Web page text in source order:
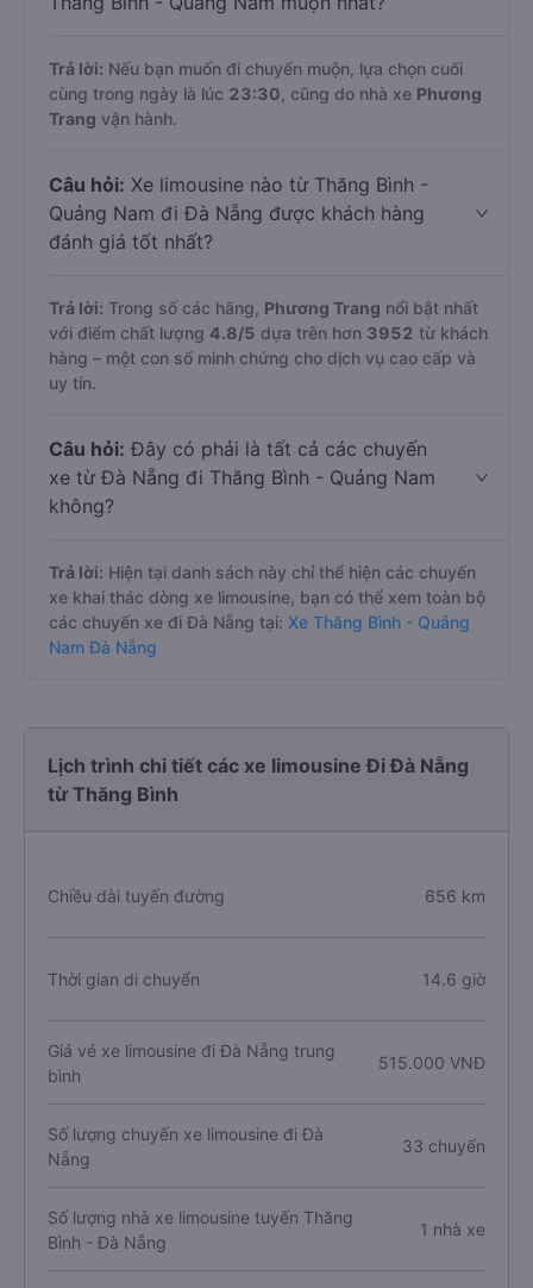
Trả lời: Nếu bạn muốn đi chuyến muộn, lựa chọn cuối
cùng trong ngày là lúc 23:30 , cũng do nhà xe Phương
Trang vận hành.
Câu hỏi: Xe limousine nào từ Thăng Bình -
Quảng Nam đi Đà Nẵng được khách hàng
đánh giá tốt nhất?
Trả lời: Trong số các hãng, Phương Trang nổi bật nhất
với điểm chất lượng 4.8/5 dựa trên hơn 3952 từ khách
hàng – một con số minh chứng cho dịch vụ cao cấp và
uy tín.
Câu hỏi: Đây có phải là tất cả các chuyến
xe từ Đà Nẵng đi Thăng Bình - Quảng Nam
không?
Trả lời: Hiện tại danh sách này chỉ thể hiện các chuyến
xe khai thác dòng xe limousine, bạn có thể xem toàn bộ
các chuyến xe đi Đà Nẵng tại: Xe Thăng Bình - Quảng
Nam Đà Nẵng
Lịch trình chi tiết các xe limousine Đi Đà Nẵng
từ Thăng Bình
Chiều dài tuyến đường 656 km
Thời gian di chuyển 14.6 giờ
Giá vé xe limousine đi Đà Nẵng trung
bình
515.000 VNĐ
Số lượng chuyến xe limousine đi Đà
Nẵng
33 chuyến
Số lượng nhà xe limousine tuyến Thăng
Bình - Đà Nẵng
1 nhà xe